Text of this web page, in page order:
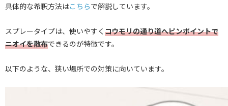
具体的な希釈方法はこちらで解説しています。
スプレータイプは、使いやすく コウモリの通り道へピンポイントで
ニオイを散布できるのが特徴です。
以下のような、狭い場所での対策に向いています。